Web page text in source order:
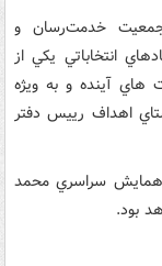
خدمت‌رسان و
انتخاباتي يکي از
هاي آينده و به ويژه
اهداف رييس دفتر
همايش سراسري محمد
بود.